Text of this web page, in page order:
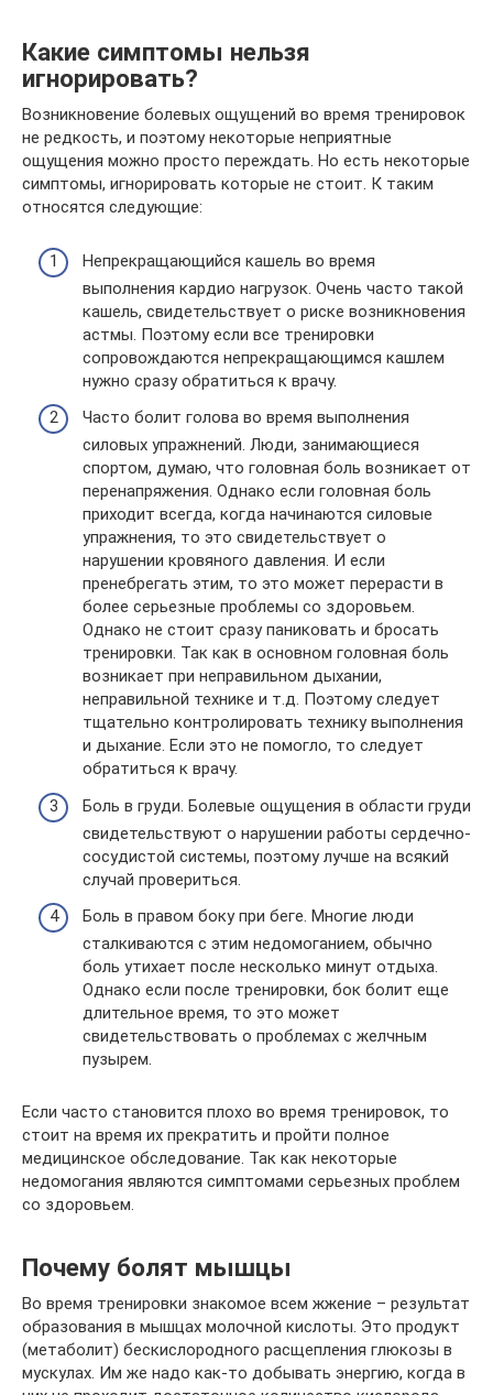
Какие симптомы нельзя
игнорировать?
Возникновение болевых ощущений во время тренировок
не редкость, и поэтому некоторые неприятные
ощущения можно просто переждать. Но есть некоторые
симптомы, игнорировать которые не стоит. К таким
относятся следующие:
Непрекращающийся кашель во время
выполнения кардио нагрузок. Очень часто такой
кашель, свидетельствует о риске возникновения
астмы. Поэтому если все тренировки
сопровождаются непрекращающимся кашлем
нужно сразу обратиться к врачу.
Часто болит голова во время выполнения
силовых упражнений. Люди, занимающиеся
спортом, думаю, что головная боль возникает от
перенапряжения. Однако если головная боль
приходит всегда, когда начинаются силовые
упражнения, то это свидетельствует о
нарушении кровяного давления. И если
пренебрегать этим, то это может перерасти в
более серьезные проблемы со здоровьем.
Однако не стоит сразу паниковать и бросать
тренировки. Так как в основном головная боль
возникает при неправильном дыхании,
неправильной технике и т.д. Поэтому следует
тщательно контролировать технику выполнения
и дыхание. Если это не помогло, то следует
обратиться к врачу.
Боль в груди. Болевые ощущения в области груди
свидетельствуют о нарушении работы сердечно-
сосудистой системы, поэтому лучше на всякий
случай провериться.
Боль в правом боку при беге. Многие люди
сталкиваются с этим недомоганием, обычно
боль утихает после несколько минут отдыха.
Однако если после тренировки, бок болит еще
длительное время, то это может
свидетельствовать о проблемах с желчным
пузырем.
Если часто становится плохо во время тренировок, то
стоит на время их прекратить и пройти полное
медицинское обследование. Так как некоторые
недомогания являются симптомами серьезных проблем
со здоровьем.
Почему болят мышцы
Во время тренировки знакомое всем жжение – результат
образования в мышцах молочной кислоты. Это продукт
(метаболит) бескислородного расщепления глюкозы в
мускулах. Им же надо как-то добывать энергию, когда в